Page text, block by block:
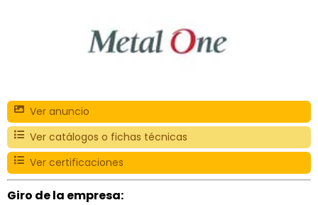
Ver anuncio
Ver catálogos o fichas técnicas
Ver certificaciones
Giro de la empresa: